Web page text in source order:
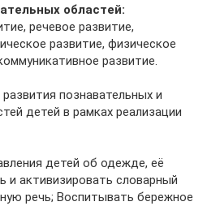
областей:
речевое развитие,
развитие, физическое
развитие.
познавательных и
детей в рамках реализации
детей об одежде, её
и активизировать словарный
речь; Воспитывать бережное